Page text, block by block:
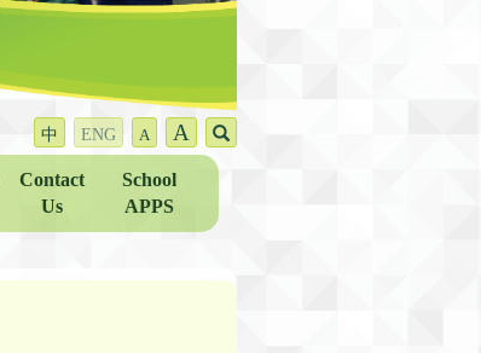
中 ENG A A
Contact
Us
School
APPS